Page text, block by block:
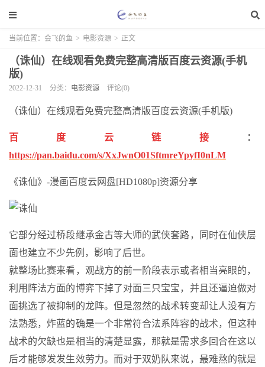
当前位置： 会飞的鱼 > 电影资源 > 正文
（诛仙）在线观看免费完整高清版百度云资源(手机
版)
2022-12-31 分类： 电影资源 评论(0)
（诛仙）在线观看免费完整高清版百度云资源(手机版)
百度云链接
：
https://pan.baidu.com/s/XxJwnO01SftmreYpyfI0nLM
《诛仙》-漫画百度云网盘[HD1080p]资源分享
它部分经过桥段继承金古等大师的武侠套路，同时在仙侠层
面也建立不少先例，影响了后世。
就整场比赛来看，观战方的前一阶段表示或者相当亮眼的，
利用阵法方面的博弈下掉了对面三只宝宝，并且还逼迫做对
面挑选了被抑制的龙阵。但是忽然的战术转变却让人没有方
法熟悉，炸蓝的确是一个非常符合法系阵容的战术，但这种
战术的欠缺也是相当的清楚显露，那就是需求多回合在这以
后才能够发发生效劳力。而对于双奶队来说，最难熬的就是